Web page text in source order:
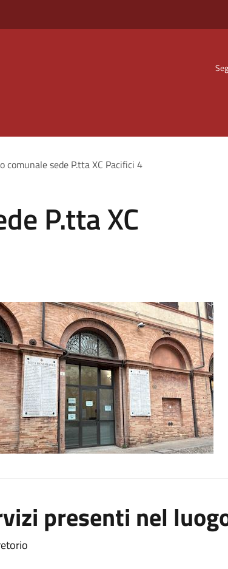
comunale sede P.tta XC Pacifici 4
P.tta XC
presenti nel